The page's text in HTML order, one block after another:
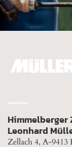
Himmelberger
Leonhard
Zellach 4, A-9413